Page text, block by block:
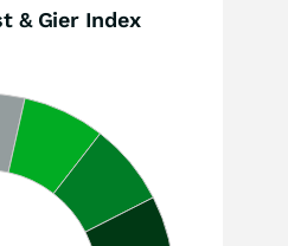
& Gier Index